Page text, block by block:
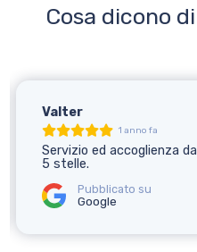
Cosa dicono di
Valter
1 anno fa
Servizio ed accoglienza da
5 stelle.
Pubblicato su
Google